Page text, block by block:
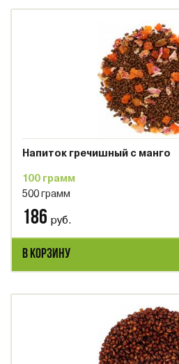
Напиток гречишный с манго
100 грамм
500 грамм
186 руб.
В КОРЗИНУ